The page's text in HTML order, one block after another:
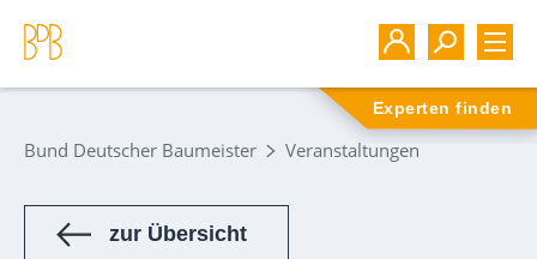
Experten finden
Bund Deutscher Baumeister Veranstaltungen
zur Übersicht